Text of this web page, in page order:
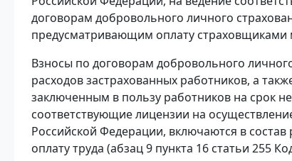
договорам добровольного личного
предусматривающим оплату страховщиками
Взносы по договорам добровольного
расходов застрахованных работников, а
заключенным в пользу работников на срок
соответствующие лицензии на
Российской Федерации, включаются в
оплату труда (абзац 9 пункта 16 статьи 255